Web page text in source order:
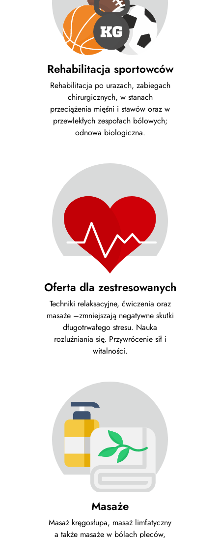
Rehabilitacja sportowców
Rehabilitacja po urazach, zabiegach
chirurgicznych, w stanach
przeciążenia mięśni i stawów oraz w
przewlekłych zespołach bólowych;
odnowa biologiczna.
Oferta dla zestresowanych
Techniki relaksacyjne, ćwiczenia oraz
masaże –zmniejszają negatywne skutki
długotrwałego stresu. Nauka
rozluźniania się. Przywrócenie sił i
witalności.
Masaże
Masaż kręgosłupa, masaż limfatyczny
a także masaże w bólach pleców,